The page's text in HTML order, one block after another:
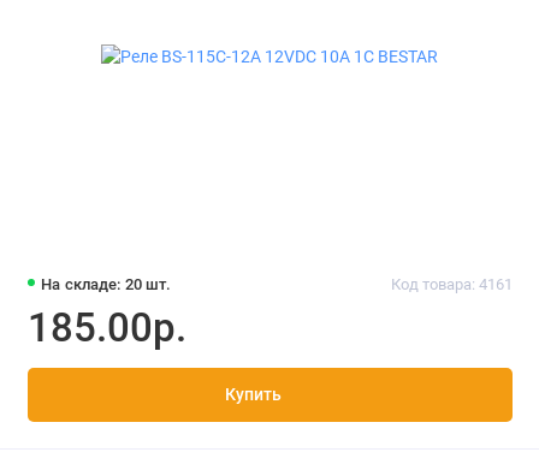
На складе: 20 шт. Код товара: 4161
185.00р.
Купить